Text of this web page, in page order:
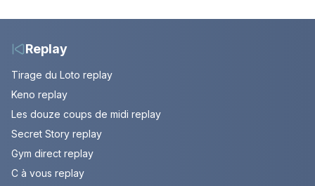
nouvelles histoires
Replay
Tirage du Loto replay
Keno replay
Les douze coups de midi replay
Secret Story replay
Gym direct replay
C à vous replay